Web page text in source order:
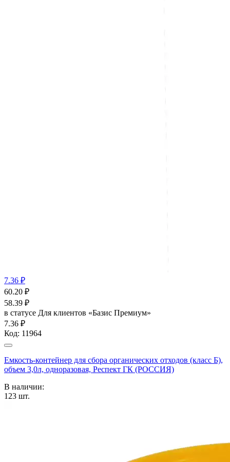
7.36 ₽
60.20 ₽
58.39 ₽
в статусе Для клиентов «Базис Премиум»
7.36 ₽
Код: 11964
Емкость-контейнер для сбора органических отходов (класс Б),
объем 3,0л, одноразовая, Респект ГК (РОССИЯ)
В наличии:
123 шт.